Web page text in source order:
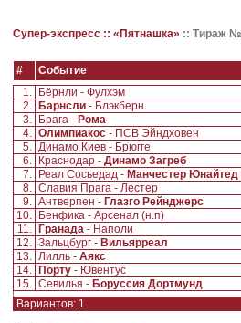
Супер-экспресс :: «Пятнашка» :: Тираж
# Событие
1.
Бёрнли - Фулхэм
2.
Барнсли - Блэкберн
3.
Брага - Рома
4. Олимпиакос - ПСВ Эйндховен
5. Динамо Киев - Брюгге
6.
Краснодар - Динамо Загреб
7.
Реал Сосьедад - Манчестер Юнайтед
8. Славия Прага - Лестер
9. Антверпен - Глазго Рейнджерс
10.
Бенфика - Арсенал (н.п)
11.
Гранада - Наполи
12. Зальцбург - Вильярреал
13. Лилль - Аякс
14.
Порту - Ювентус
15. Севилья - Боруссия Дортмунд
Вариантов: 1